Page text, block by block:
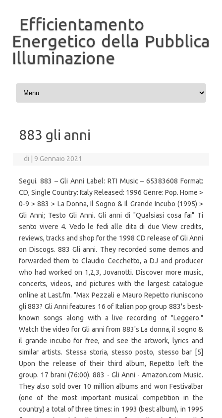
Efficientamento
Energetico della Pubblica
Illuminazione
Vai al contenuto
883 gli anni
di 9 Gennaio 2021
Segui. 883 ‎– Gli Anni Label: RTI Music ‎– 65383608 Format:
CD, Single Country: Italy Released: 1996 Genre: Pop. Home >
0-9 > 883 > La Donna, Il Sogno & Il Grande Incubo (1995) >
Gli Anni; Testo Gli Anni. Gli anni di "Qualsiasi cosa fai" Ti
sento vivere 4. Vedo le fedi alle dita di due View credits,
reviews, tracks and shop for the 1998 CD release of Gli Anni
on Discogs. 883 Gli anni. They recorded some demos and
forwarded them to Claudio Cecchetto, a DJ and producer
who had worked on 1,2,3, Jovanotti. Discover more music,
concerts, videos, and pictures with the largest catalogue
online at Last.fm. "Max Pezzali e Mauro Repetto riuniscono
gli 883? Gli Anni features 16 of Italian pop group 883's best-
known songs along with a live recording of "Leggero."
Watch the video for Gli anni from 883's La donna, il sogno &
il grande incubo for free, and see the artwork, lyrics and
similar artists. Stessa storia, stesso posto, stesso bar [5]
Upon the release of their third album, Repetto left the
group. 17 brani (76:00). 883 - Gli Anni - Amazon.com Music.
They also sold over 10 million albums and won Festivalbar
(one of the most important musical competition in the
country) a total of three times: in 1993 (best album), in 1995